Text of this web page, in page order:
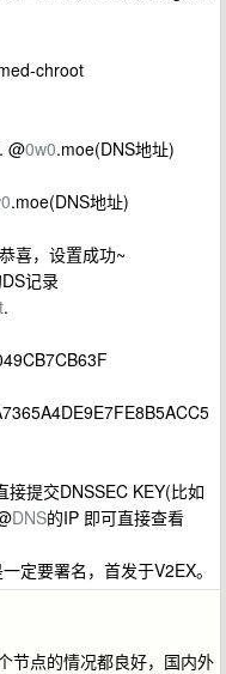
chroot
. @0w0.moe(DNS地址)
.moe(DNS地址)
喜，设置成功~
记录
.
提交DNSSEC KEY(比如
DNS的IP 即可直接查看
定要署名，首发于V2EX。
节点的情况都良好，国内外